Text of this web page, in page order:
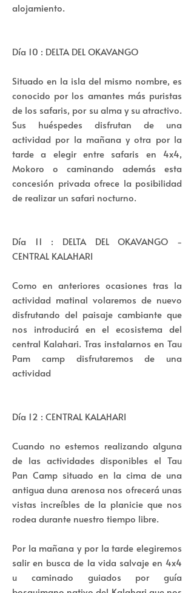
alojamiento.
Día 10 : DELTA DEL OKAVANGO
Situado en la isla del mismo nombre, es
conocido por los amantes más puristas
de los safaris, por su alma y su atractivo.
Sus huéspedes disfrutan de una
actividad por la mañana y otra por la
tarde a elegir entre safaris en 4x4,
Mokoro o caminando además esta
concesión privada ofrece la posibilidad
de realizar un safari nocturno.
Día 11 : DELTA DEL OKAVANGO -
CENTRAL KALAHARI
Como en anteriores ocasiones tras la
actividad matinal volaremos de nuevo
disfrutando del paisaje cambiante que
nos introducirá en el ecosistema del
central Kalahari. Tras instalarnos en Tau
Pam camp disfrutaremos de una
actividad
Día 12 : CENTRAL KALAHARI
Cuando no estemos realizando alguna
de las actividades disponibles el Tau
Pan Camp situado en la cima de una
antigua duna arenosa nos ofrecerá unas
vistas increíbles de la planicie que nos
rodea durante nuestro tiempo libre.
Por la mañana y por la tarde elegiremos
salir en busca de la vida salvaje en 4x4
u caminado guiados por guía